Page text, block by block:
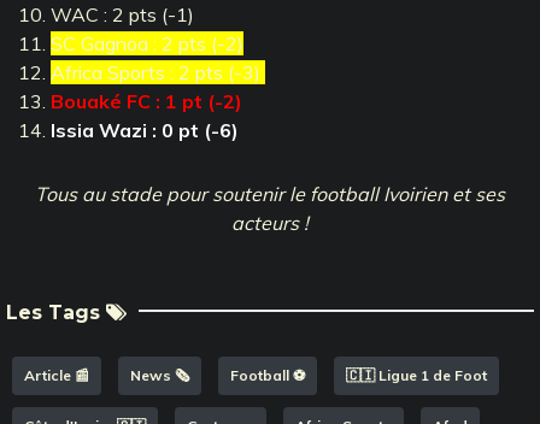
WAC : 2 pts (-1)
SC Gagnoa : 2 pts (-2)
Africa Sports : 2 pts (-3)
Bouaké FC : 1 pt (-2)
Issia Wazi : 0 pt (-6)
Tous au stade pour soutenir le football Ivoirien et ses
acteurs !
Les Tags
Article 📰 News 🗞️ Football ⚽️ 🇨🇮 Ligue 1 de Foot